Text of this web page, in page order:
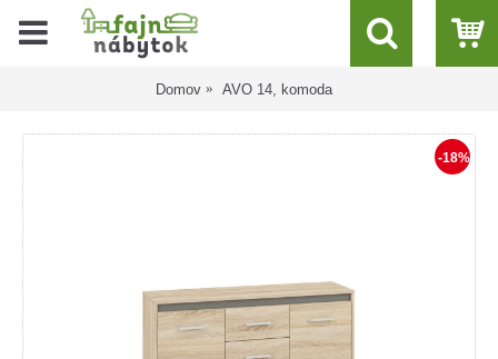
Domov AVO 14, komoda
-18%